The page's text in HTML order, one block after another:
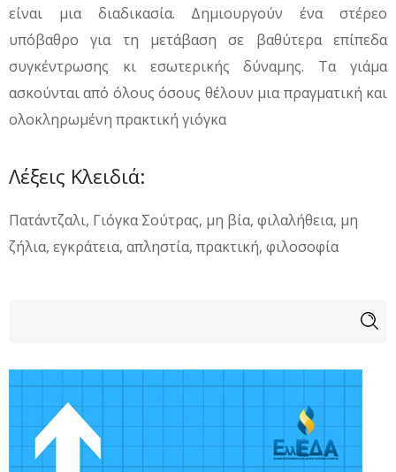
είναι μια διαδικασία. Δημιουργούν ένα στέρεο
υπόβαθρο για τη μετάβαση σε βαθύτερα επίπεδα
συγκέντρωσης κι εσωτερικής δύναμης. Τα γιάμα
ασκούνται από όλους όσους θέλουν μια πραγματική και
ολοκληρωμένη πρακτική γιόγκα
Λέξεις Κλειδιά:
Πατάντζαλι, Γιόγκα Σούτρας, μη βία, φιλαλήθεια, μη
ζήλια, εγκράτεια, απληστία, πρακτική, φιλοσοφία